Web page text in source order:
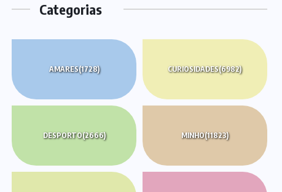
Categorias
AMARES(1728) CURIOSIDADES(6982)
DESPORTO(2666) MINHO(11823)